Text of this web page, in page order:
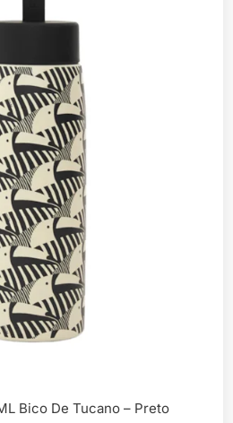
Bico De Tucano – Preto